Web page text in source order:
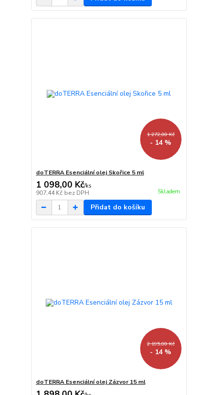
1 272,00 Kč
- 14 %
doTERRA Esenciální olej Skořice 5 ml
1 098,00 Kč/ks
907,44 Kč bez DPH Skladem
Přidat do košíku
2 195,00 Kč
- 14 %
doTERRA Esenciální olej Zázvor 15 ml